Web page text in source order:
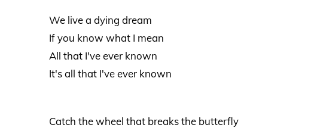
We live a dying dream
If you know what I mean
All that I've ever known
It's all that I've ever known
Catch the wheel that breaks the butterfly